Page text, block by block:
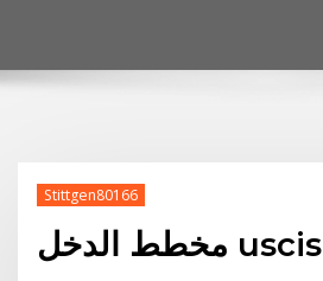
Stittgen80166
مخطط الدخل uscis